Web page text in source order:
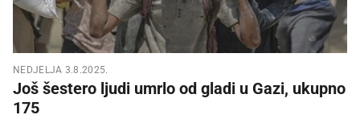
NEDJELJA 3.8.2025.
Još šestero ljudi umrlo od gladi u Gazi, ukupno
175